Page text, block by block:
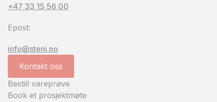
+47 33 15 56 00
Epost:
info@steni.no
Kontakt oss
Bestill vareprøve
Book et prosjektmøte